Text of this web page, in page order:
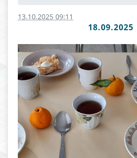
13.10.2025 09:11
18.09.2025